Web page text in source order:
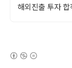
해외진출 투자